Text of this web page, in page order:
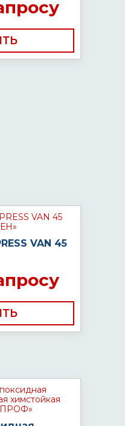
VAN 45